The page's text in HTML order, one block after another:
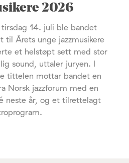
2026
14. juli ble bandet
til Årets unge jazzmusikere
et helstøpt sett med stor
sound, uttaler juryen. I
tittelen mottar bandet en
Norsk jazzforum med en
neste år, og et tilrettelagt